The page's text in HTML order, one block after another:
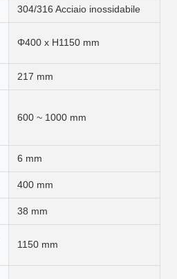
304/316 Acciaio inossidabile
Φ400 x H1150 mm
217 mm
600 ~ 1000 mm
6 mm
400 mm
38 mm
1150 mm